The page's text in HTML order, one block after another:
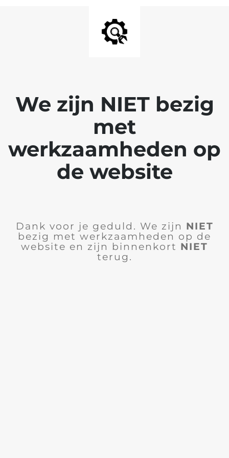
We zijn NIET bezig
met
werkzaamheden op
de website
Dank voor je geduld. We zijn NIET
bezig met werkzaamheden op de
website en zijn binnenkort NIET
terug.